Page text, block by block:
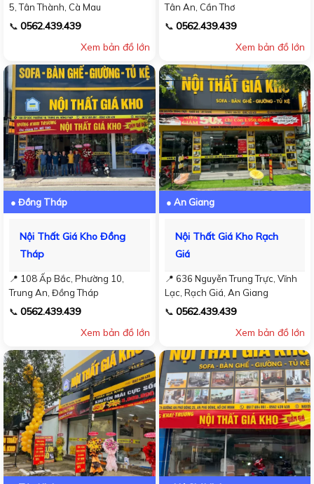
5, Tân Thành, Cà Mau
📞 0562.439.439
Xem bản đồ lớn
Tân An, Cần Thơ
📞 0562.439.439
Xem bản đồ lớn
● Đồng Tháp
Nội Thất Giá Kho Đồng
Tháp
📍 108 Ấp Bắc, Phường 10,
Trung An, Đồng Tháp
📞 0562.439.439
Xem bản đồ lớn
● An Giang
Nội Thất Giá Kho Rạch
Giá
📍 636 Nguyễn Trung Trực, Vĩnh
Lạc, Rạch Giá, An Giang
📞 0562.439.439
Xem bản đồ lớn